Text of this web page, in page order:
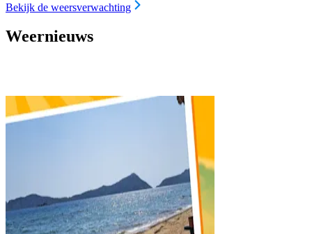
Bekijk de weersverwachting
Weernieuws